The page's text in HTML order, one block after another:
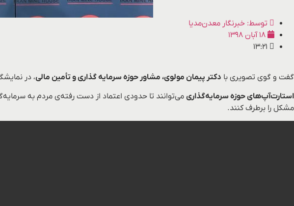
توسط: خبرنگار معدن‌مدیا
۱۸ آبان ۱۳۹۸
۱۳:۲۱
گفت و گوی تصویری با دکتر پیمان مولوی، مشاور حوزه سرمایه گذاری و تأمین مالی، در نمایشگاه
استارت‌آپ‌های حوزه سرمایه‌گذاری می‌توانند تا حدودی اعتماد از دست رفته‌ی مردم به
مشکل را برطرف کنند.